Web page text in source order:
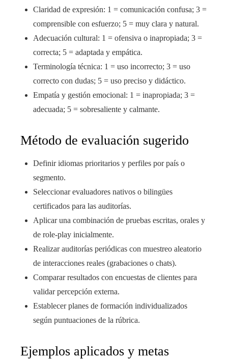
Claridad de expresión: 1 = comunicación confusa; 3 =
comprensible con esfuerzo; 5 = muy clara y natural.
Adecuación cultural: 1 = ofensiva o inapropiada; 3 =
correcta; 5 = adaptada y empática.
Terminología técnica: 1 = uso incorrecto; 3 = uso
correcto con dudas; 5 = uso preciso y didáctico.
Empatía y gestión emocional: 1 = inapropiada; 3 =
adecuada; 5 = sobresaliente y calmante.
Método de evaluación sugerido
Definir idiomas prioritarios y perfiles por país o
segmento.
Seleccionar evaluadores nativos o bilingües
certificados para las auditorías.
Aplicar una combinación de pruebas escritas, orales y
de role-play inicialmente.
Realizar auditorías periódicas con muestreo aleatorio
de interacciones reales (grabaciones o chats).
Comparar resultados con encuestas de clientes para
validar percepción externa.
Establecer planes de formación individualizados
según puntuaciones de la rúbrica.
Ejemplos aplicados y metas